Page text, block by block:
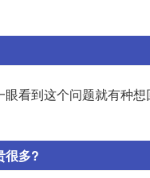
看到这个问题就有种
很多?